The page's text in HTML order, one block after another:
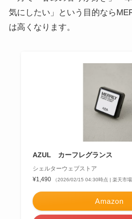
気にしたい」という目的なら
は高くなります。
AZUL カーフレグランス
シェルターウェブストア
¥1,490
（2026/02/15 04:30時点 | 楽天市場
Amazon